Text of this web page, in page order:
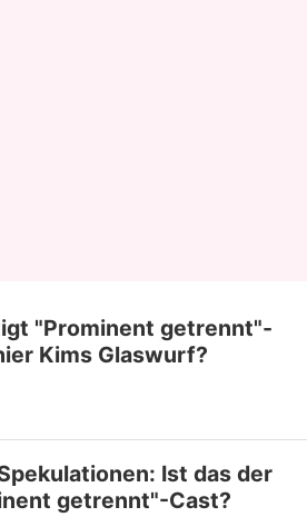
"Prominent getrennt"-
Kims Glaswurf?
Ist das der
getrennt"-Cast?